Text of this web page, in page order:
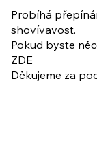
Probíhá
shovívavost.
Pokud byste
ZDE
Děkujeme za